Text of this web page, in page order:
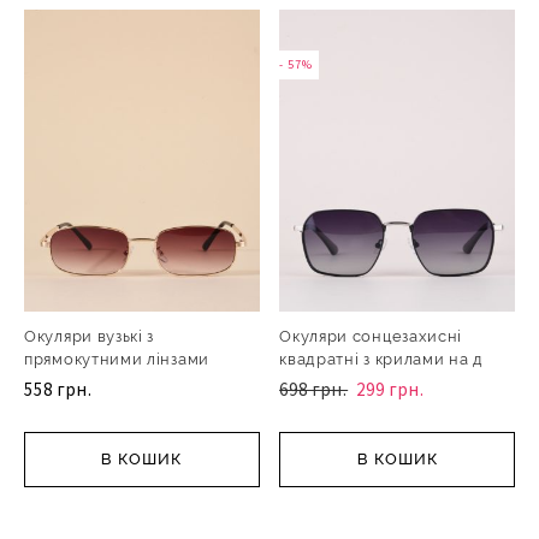
Окуляри вузькі з
прямокутними лінзами
558 грн.
В КОШИК
- 57%
Окуляри сонцезахисні
квадратні з крилами на д
698 грн. 299 грн.
В КОШИК